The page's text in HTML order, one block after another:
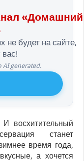
«Домашний
не будет на сайте,
AI generated.
восхитительный
станет
время года,
а хочется